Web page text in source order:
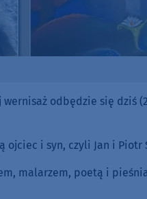
odbędzie się dziś
i syn, czyli Jan i Piotr
malarzem, poetą i